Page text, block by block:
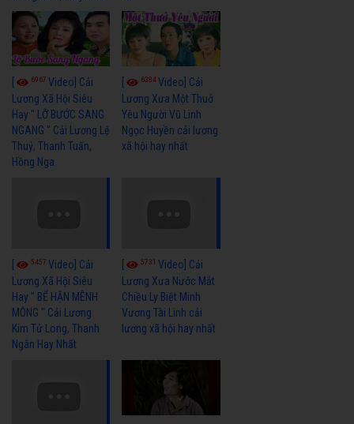
6967 Video] Cải
Lương Xã Hội Siêu
Hay " LỠ BƯỚC SANG
NGANG " Cải Lương Lệ
Thuỷ, Thanh Tuấn,
Hồng Nga
6384Video] Cải
Lương Xưa Một Thuở
Yêu Người Vũ Linh
Ngọc Huyền cải lương
xã hội hay nhất
5457 Video] Cải
Lương Xã Hội Siêu
Hay " BỂ HẬN MÊNH
MÔNG " Cải Lương
Kim Tử Long, Thanh
Ngân Hay Nhất
5731Video] Cải
Lương Xưa Nước Mắt
Chiều Ly Biệt Minh
Vương Tài Linh cải
lương xã hội hay nhất